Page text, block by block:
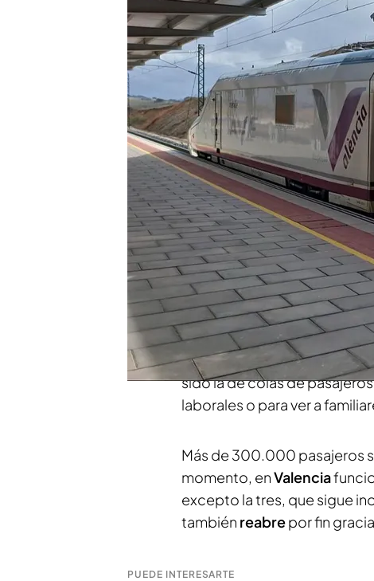
La normalidad regresa a
provocado inundaciones
La compañía Alsa ha
restablecido la línea de
Gestión de la Emergencia
Confederación
Compartir
El servicio del AVE desde
pasarlo peor de la nueva
recuperado el servicio de
García,
poco a poco se
sido la de colas de
laborales o para ver a
Más de 300.000 pasajeros
momento, enValencia
excepto la tres, que sigue
también reabrepor fin
PUEDE INTERESARTE